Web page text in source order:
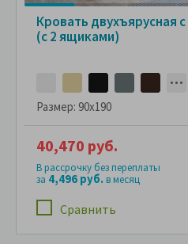
Кровать двухъярусная
(с 2 ящиками)
Размер: 90x190
Сравнить
40,470 руб.
В рассрочку без переплаты
за 4,496 руб.в месяц